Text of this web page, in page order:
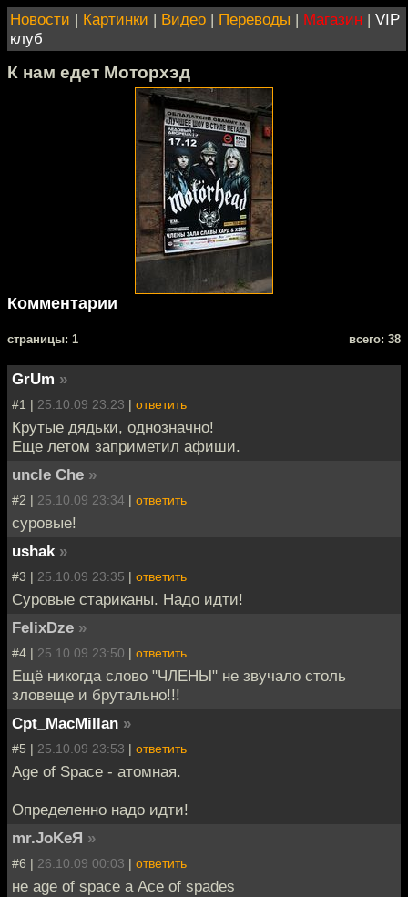
Новости | Картинки | Видео | Переводы | Магазин | VIP
клуб
К нам едет Моторхэд
Комментарии
cтраницы: 1 всего: 38
GrUm »
#1 | 25.10.09 23:23 | ответить
Крутые дядьки, однозначно!
Еще летом заприметил афиши.
uncle Che »
#2 | 25.10.09 23:34 | ответить
суровые!
ushak »
#3 | 25.10.09 23:35 | ответить
Суровые стариканы. Надо идти!
FelixDze »
#4 | 25.10.09 23:50 | ответить
Ещё никогда слово "ЧЛЕНЫ" не звучало столь
зловеще и брутально!!!
Cpt_MacMillan »
#5 | 25.10.09 23:53 | ответить
Age of Space - атомная.
Определенно надо идти!
mr.JoKeЯ »
#6 | 26.10.09 00:03 | ответить
не age of space а Ace of spades